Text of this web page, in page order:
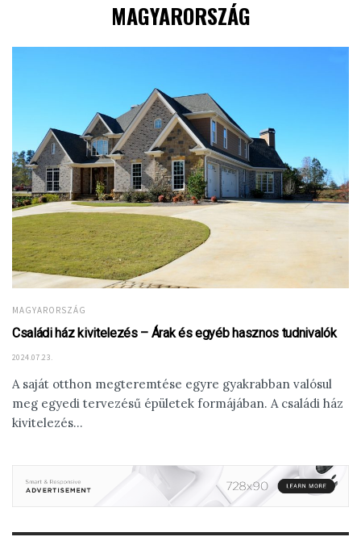
MAGYARORSZÁG
MAGYARORSZÁG
Családi ház kivitelezés – Árak és egyéb hasznos tudnivalók
2024.07.23.
A saját otthon megteremtése egyre gyakrabban valósul
meg egyedi tervezésű épületek formájában. A családi ház
kivitelezés...